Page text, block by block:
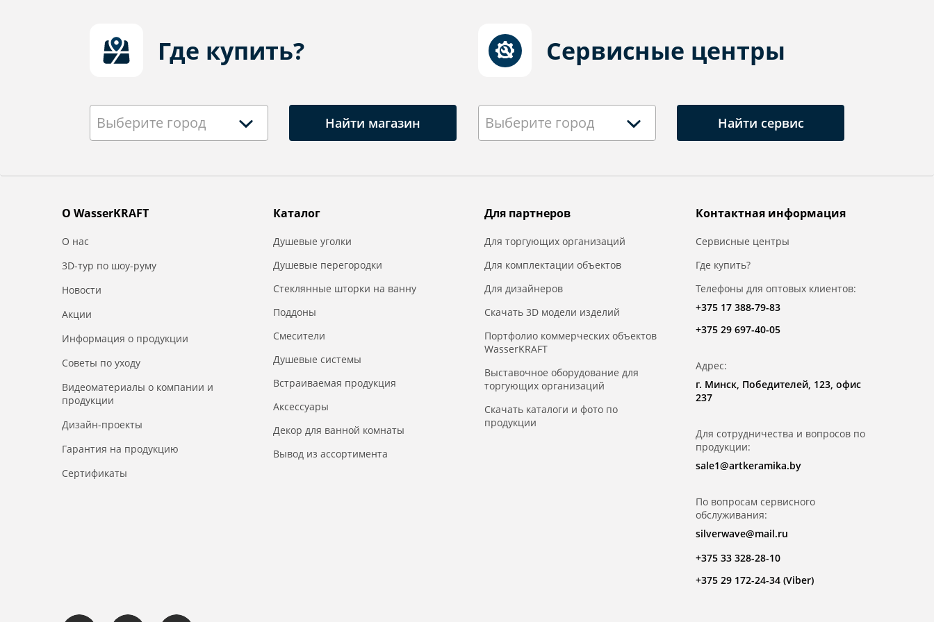
Где купить?
Выберите город Найти магазин
Сервисные центры
Выберите город Найти сервис
О WasserKRAFT
О нас
3D-тур по шоу-руму
Новости
Акции
Информация о продукции
Советы по уходу
Видеоматериалы о компании и
продукции
Дизайн-проекты
Гарантия на продукцию
Сертификаты
Каталог
Душевые уголки
Душевые перегородки
Стеклянные шторки на ванну
Поддоны
Смесители
Душевые системы
Встраиваемая продукция
Аксессуары
Декор для ванной комнаты
Вывод из ассортимента
Для партнеров
Для торгующих организаций
Для комплектации объектов
Для дизайнеров
Скачать 3D модели изделий
Портфолио коммерческих объектов
WasserKRAFT
Выставочное оборудование для
торгующих организаций
Скачать каталоги и фото по
продукции
Контактная информация
Сервисные центры
Где купить?
Телефоны для оптовых клиентов:
+375 17 388-79-83
+375 29 697-40-05
Адрес:
г. Минск, Победителей, 123, офис
237
Для сотрудничества и вопросов по
продукции:
sale1@artkeramika.by
По вопросам сервисного
обслуживания:
silverwave@mail.ru
+375 33 328-28-10
+375 29 172-24-34 (Viber)